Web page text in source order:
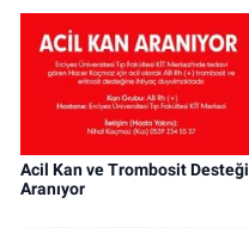
Acil Kan ve Trombosit Desteği
Aranıyor